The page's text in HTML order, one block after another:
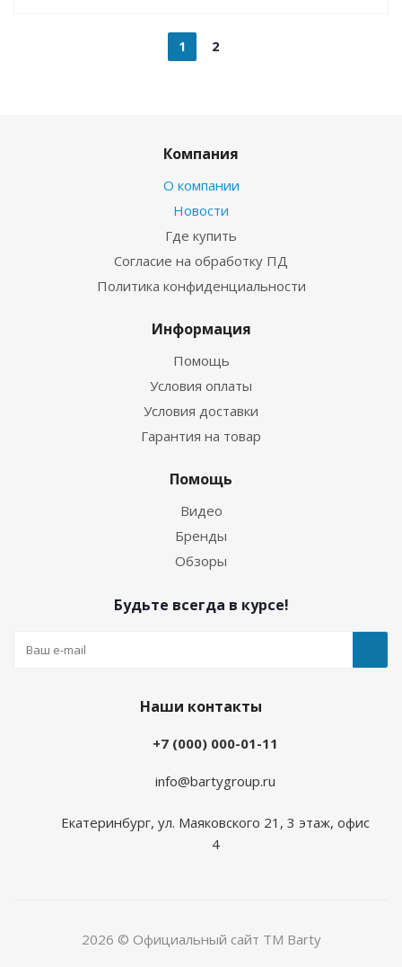
1 2
Компания
О компании
Новости
Где купить
Согласие на обработку ПД
Политика конфиденциальности
Информация
Помощь
Условия оплаты
Условия доставки
Гарантия на товар
Помощь
Видео
Бренды
Обзоры
Будьте всегда в курсе!
Наши контакты
+7 (000) 000-01-11
info@bartygroup.ru
Екатеринбург, ул. Маяковского 21, 3 этаж, офис
4
2026 © Официальный сайт ТМ Barty